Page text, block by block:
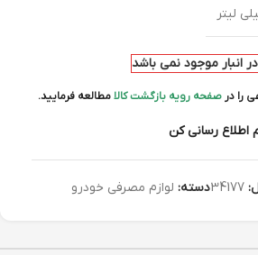
در انبار موجود نمی باشد
را درصفحه رویه بازگشت کالامطالعه فرمایید.
اطلاع رسانی کن
34177دسته: لوازم مصرفی خودرو